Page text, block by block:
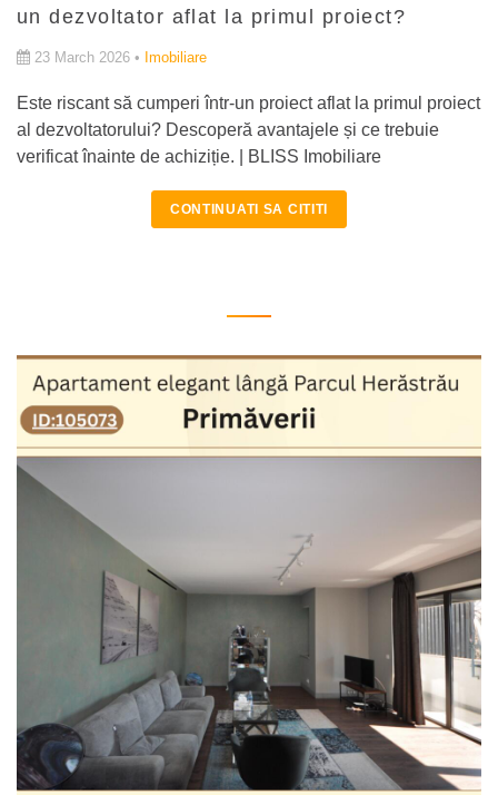
un dezvoltator aflat la primul proiect?
23 March 2026 • Imobiliare
Este riscant să cumperi într-un proiect aflat la primul proiect
al dezvoltatorului? Descoperă avantajele și ce trebuie
verificat înainte de achiziție. | BLISS Imobiliare
CONTINUATI SA CITITI